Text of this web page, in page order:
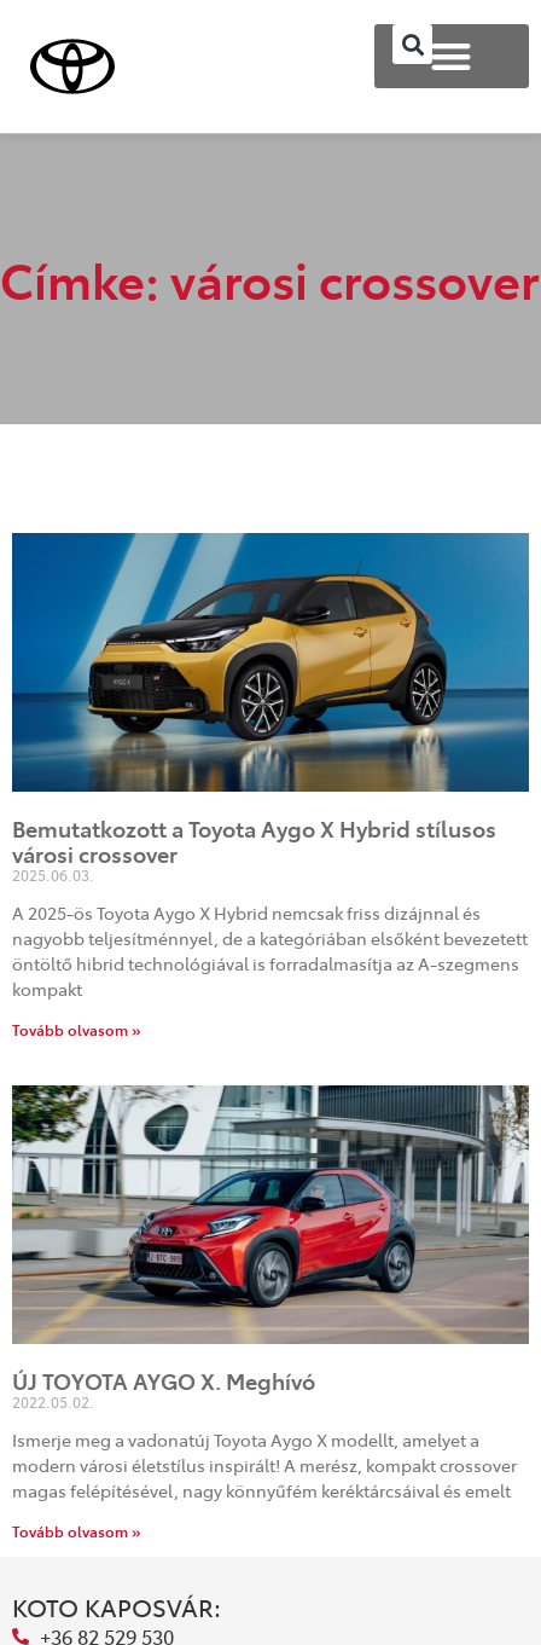
Címke: városi crossover
Bemutatkozott a Toyota Aygo X Hybrid stílusos
városi crossover
2025.06.03.
A 2025-ös Toyota Aygo X Hybrid nemcsak friss dizájnnal és
nagyobb teljesítménnyel, de a kategóriában elsőként bevezetett
öntöltő hibrid technológiával is forradalmasítja az A-szegmens
kompakt
Tovább olvasom »
ÚJ TOYOTA AYGO X. Meghívó
2022.05.02.
Ismerje meg a vadonatúj Toyota Aygo X modellt, amelyet a
modern városi életstílus inspirált! A merész, kompakt crossover
magas felépítésével, nagy könnyűfém keréktárcsáival és emelt
Tovább olvasom »
KOTO KAPOSVÁR:
+36 82 529 530